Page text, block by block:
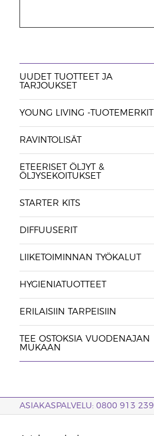
UUDET TUOTTEET JA
TARJOUKSET
YOUNG LIVING -TUOTEMERKIT
RAVINTOLISÄT
ETEERISET ÖLJYT &
ÖLJYSEKOITUKSET
STARTER KITS
DIFFUUSERIT
LIIKETOIMINNAN TYÖKALUT
HYGIENIATUOTTEET
ERILAISIIN TARPEISIIN
TEE OSTOKSIA VUODENAJAN
MUKAAN
ASIAKASPALVELU: 0800 913 239